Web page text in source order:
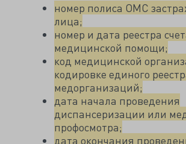
номер полиса ОМС
лица;
номер и дата реестра
медицинской помощи;
код медицинской
кодировке единого
медорганизаций;
дата начала проведения
диспансеризации или
профосмотра;
дата окончания